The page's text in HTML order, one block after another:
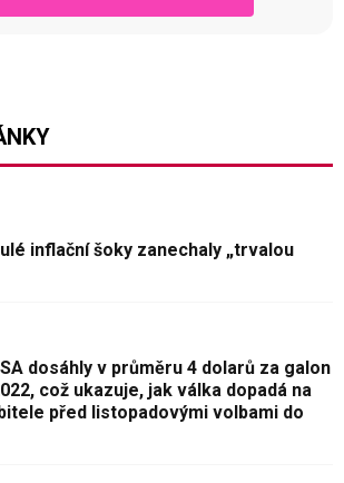
inflační šoky zanechaly „trvalou
dosáhly v průměru 4 dolarů za galon
což ukazuje, jak válka dopadá na
před listopadovými volbami do